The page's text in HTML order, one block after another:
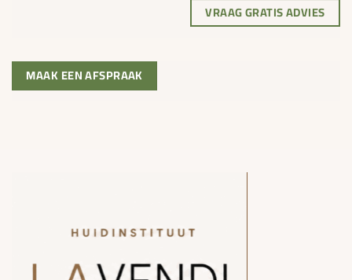
VRAAG GRATIS ADVIES
MAAK EEN AFSPRAAK